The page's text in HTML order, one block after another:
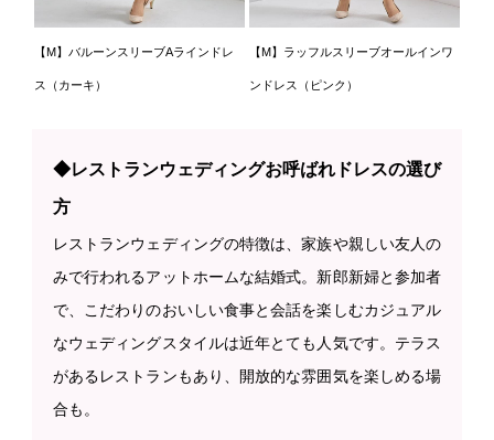
【M】バルーンスリーブAラインドレ
ス（カーキ）
【M】ラッフルスリーブオールインワ
ンドレス（ピンク）
◆レストランウェディングお呼ばれドレスの選び
方
レストランウェディングの特徴は、家族や親しい友人の
みで行われるアットホームな結婚式。新郎新婦と参加者
で、こだわりのおいしい食事と会話を楽しむカジュアル
なウェディングスタイルは近年とても人気です。テラス
があるレストランもあり、開放的な雰囲気を楽しめる場
合も。